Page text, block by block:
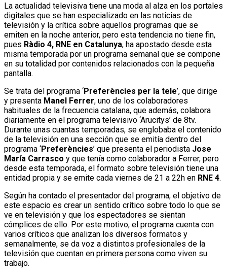
La actualidad televisiva tiene una moda al alza en los portales
digitales que se han especializado en las noticias de
televisión y la crítica sobre aquellos programas que se
emiten en la noche anterior, pero esta tendencia no tiene fin,
pues Ràdio 4, RNE en Catalunya, ha apostado desde esta
misma temporada por un programa semanal que se compone
en su totalidad por contenidos relacionados con la pequeña
pantalla.
Se trata del programa ‘Preferències per la tele’, que dirige
y presenta Manel Ferrer, uno de los colaboradores
habituales de la frecuencia catalana, que además, colabora
diariamente en el programa televisivo ‘Arucitys’ de 8tv.
Durante unas cuantas temporadas, se englobaba el contenido
de la televisión en una sección que se emitía dentro del
programa ‘Preferències’ que presenta el periodista Jose
María Carrasco y que tenía como colaborador a Ferrer, pero
desde esta temporada, el formato sobre televisión tiene una
entidad propia y se emite cada viernes de 21 a 22h en RNE 4.
Según ha contado el presentador del programa, el objetivo de
este espacio es crear un sentido crítico sobre todo lo que se
ve en televisión y que los espectadores se sientan
cómplices de ello. Por este motivo, el programa cuenta con
varios críticos que analizan los diversos formatos y
semanalmente, se da voz a distintos profesionales de la
televisión que cuentan en primera persona como viven su
trabajo.